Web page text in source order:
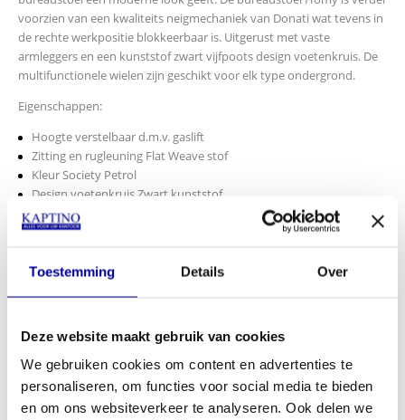
Toestemming Details Over
Deze website maakt gebruik van cookies
We gebruiken cookies om content en advertenties te
personaliseren, om functies voor social media te bieden
en om ons websiteverkeer te analyseren. Ook delen we
voorzien van een kwaliteits neigmechaniek van Donati wat tevens in
de rechte werkpositie blokkeerbaar is. Uitgerust met vaste
armleggers en een kunststof zwart vijfpoots design voetenkruis. De
multifunctionele wielen zijn geschikt voor elk type ondergrond.
Eigenschappen:
Hoogte verstelbaar d.m.v. gaslift
Zitting en rugleuning Flat Weave stof
Kleur Society Petrol
Design voetenkruis Zwart kunststof
Wielen multifunctioneel Ø 60 mm
Garantie 2 jaar
Afmetingen:
Breedte: 57 cm
INCL BTW: €299,00
EX BTW: €247,11